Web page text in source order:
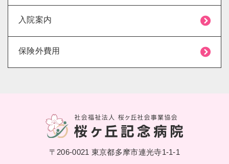
入院案内
保険外費用
〒206-0021 東京都多摩市連光寺1-1-1